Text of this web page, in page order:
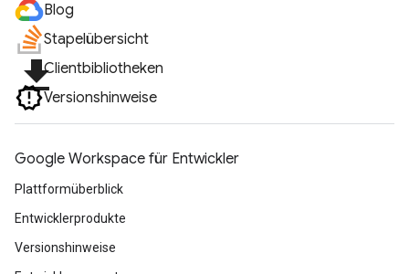
Blog
Stapelübersicht
file_downloadClientbibliotheken
Versionshinweise
Google Workspace für Entwickler
Plattformüberblick
Entwicklerprodukte
Versionshinweise